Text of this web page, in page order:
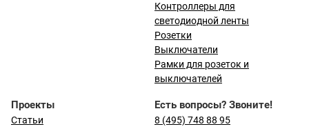
Контроллеры для
светодиодной ленты
Розетки
Выключатели
Рамки для розеток и
выключателей
Проекты
Статьи
Есть вопросы? Звоните!
8 (495) 748 88 95